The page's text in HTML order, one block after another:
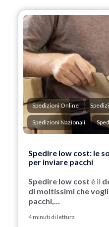
Spedizioni Online
Spedizioni Nazionali
Spedire low cost: le
per inviare pacchi
Spedire low cost è il
di moltissimi che
pacchi,...
4 minuti di lettura